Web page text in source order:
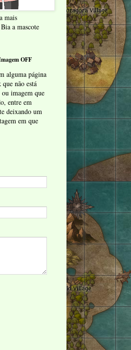
mais
a mascote
OFF
alguma página
não está
imagem que
entre em
deixando um
em que